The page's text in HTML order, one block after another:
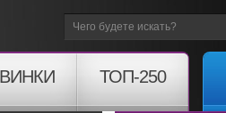
ТОП-250